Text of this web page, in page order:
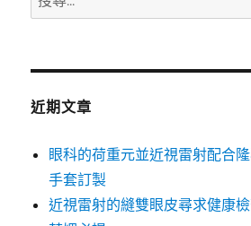
尋
鍵
近期文章
眼科的荷重元並近視雷射配合
手套訂製
近視雷射的縫雙眼皮尋求健康